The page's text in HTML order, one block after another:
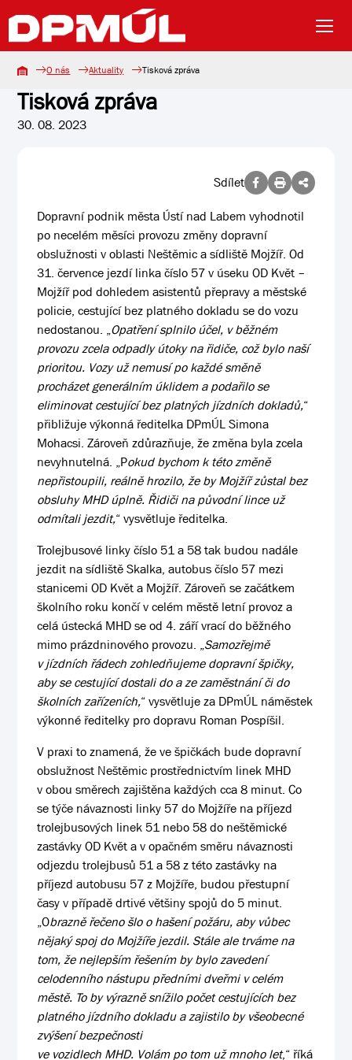
O nás Aktuality Tisková zpráva
Tisková zpráva
30. 08. 2023
Sdílet
Dopravní podnik města Ústí nad Labem vyhodnotil
po necelém měsíci provozu změny dopravní
obslužnosti v oblasti Neštěmic a sídliště Mojžíř. Od
31. července jezdí linka číslo 57 v úseku OD Květ –
Mojžíř pod dohledem asistentů přepravy a městské
policie, cestující bez platného dokladu se do vozu
nedostanou. „Opatření splnilo účel, v běžném
provozu zcela odpadly útoky na řidiče, což bylo naší
prioritou. Vozy už nemusí po každé směně
procházet generálním úklidem a podařilo se
eliminovat cestující bez platných jízdních dokladů,“
přibližuje výkonná ředitelka DPmÚL Simona
Mohacsi. Zároveň zdůrazňuje, že změna byla zcela
nevyhnutelná. „Pokud bychom k této změně
nepřistoupili, reálně hrozilo, že by Mojžíř zůstal bez
obsluhy MHD úplně. Řidiči na původní lince už
odmítali jezdit,“ vysvětluje ředitelka.
Trolejbusové linky číslo 51 a 58 tak budou nadále
jezdit na sídliště Skalka, autobus číslo 57 mezi
stanicemi OD Květ a Mojžíř. Zároveň se začátkem
školního roku končí v celém městě letní provoz a
celá ústecká MHD se od 4. září vrací do běžného
mimo prázdninového provozu. „Samozřejmě
v jízdních řádech zohledňujeme dopravní špičky,
aby se cestující dostali do a ze zaměstnání či do
školních zařízeních,“ vysvětluje za DPmÚL náměstek
výkonné ředitelky pro dopravu Roman Pospíšil.
V praxi to znamená, že ve špičkách bude dopravní
obslužnost Neštěmic prostřednictvím linek MHD
v obou směrech zajištěna každých cca 8 minut. Co
se týče návaznosti linky 57 do Mojžíře na příjezd
trolejbusových linek 51 nebo 58 do neštěmické
zastávky OD Květ a v opačném směru návaznosti
odjezdu trolejbusů 51 a 58 z této zastávky na
příjezd autobusu 57 z Mojžíře, budou přestupní
časy v případě drtivé většiny spojů do 5 minut.
„Obrazně řečeno šlo o hašení požáru, aby vůbec
nějaký spoj do Mojžíře jezdil. Stále ale trváme na
tom, že nejlepším řešením by bylo zavedení
celodenního nástupu předními dveřmi v celém
městě. To by výrazně snížilo počet cestujících bez
platného jízdního dokladu a zajistilo by všeobecné
zvýšení bezpečnosti
ve vozidlech MHD. Volám po tom už mnoho let,“ říká